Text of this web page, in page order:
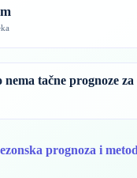
nema tačne prognoze
prognoza i